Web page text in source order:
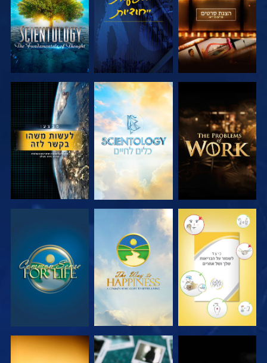
בדוק את הסדרה בדוק את הסדרה צפה
צפה צפה צפה